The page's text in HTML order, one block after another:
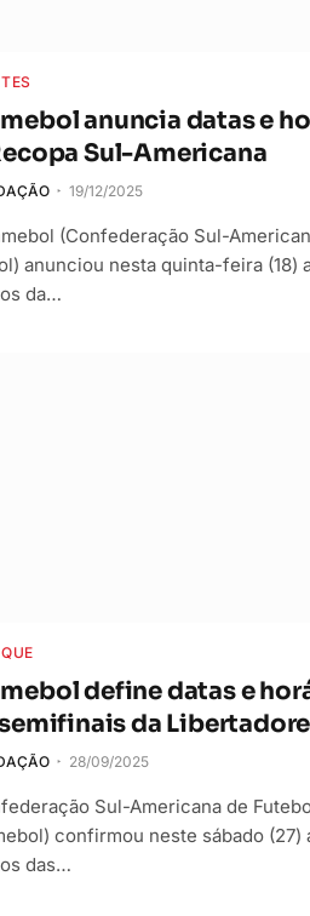
anuncia datas e
Sul-Americana
19/12/2025
(Confederação Sul-
anunciou nesta quinta-feira (18)
da…
define datas e
da
28/09/2025
Sul-Americana de
confirmou neste sábado (27)
das…